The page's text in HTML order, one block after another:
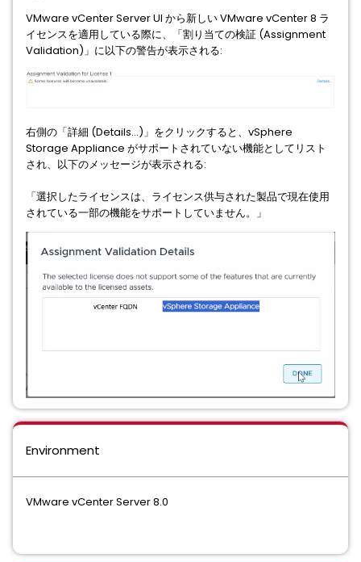
VMware vCenter Server UI から新しい VMware vCenter 8 ラ
イセンスを適用している際に、「割り当ての検証 (Assignment
Validation)」に以下の警告が表示される:
右側の「詳細 (Details...)」をクリックすると、vSphere
Storage Appliance がサポートされていない機能としてリスト
され、以下のメッセージが表示される:
「選択したライセンスは、ライセンス供与された製品で現在使用
されている一部の機能をサポートしていません。」
Environment
VMware vCenter Server 8.0